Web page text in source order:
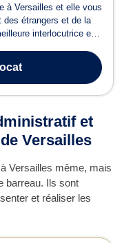
à Versailles et elle vous
des étrangers et de la
interlocutrice en
de divorce amiable ou
et
Versailles
Versailles même, mais
barreau. Ils sont
et réaliser les